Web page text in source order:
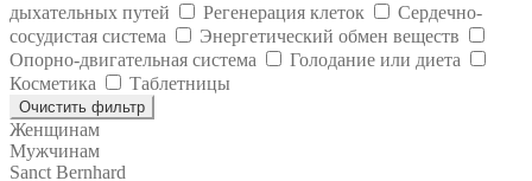
дыхательных путей
Регенерация клеток
Сердечно-
сосудистая система
Энергетический обмен веществ
Опорно-двигательная система
Голодание или диета
Косметика
Таблетницы
Очистить фильтр
Женщинам
Мужчинам
Sanct Bernhard